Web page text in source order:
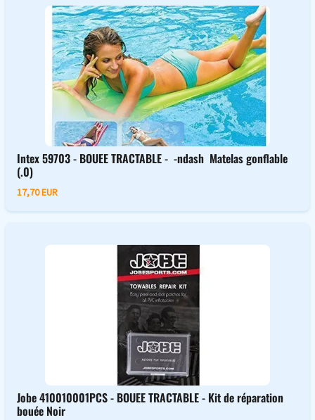
Intex 59703 - BOUEE TRACTABLE - -ndash Matelas gonflable
(.0)
17,70 EUR
Jobe 410010001PCS - BOUEE TRACTABLE - Kit de réparation
bouée Noir